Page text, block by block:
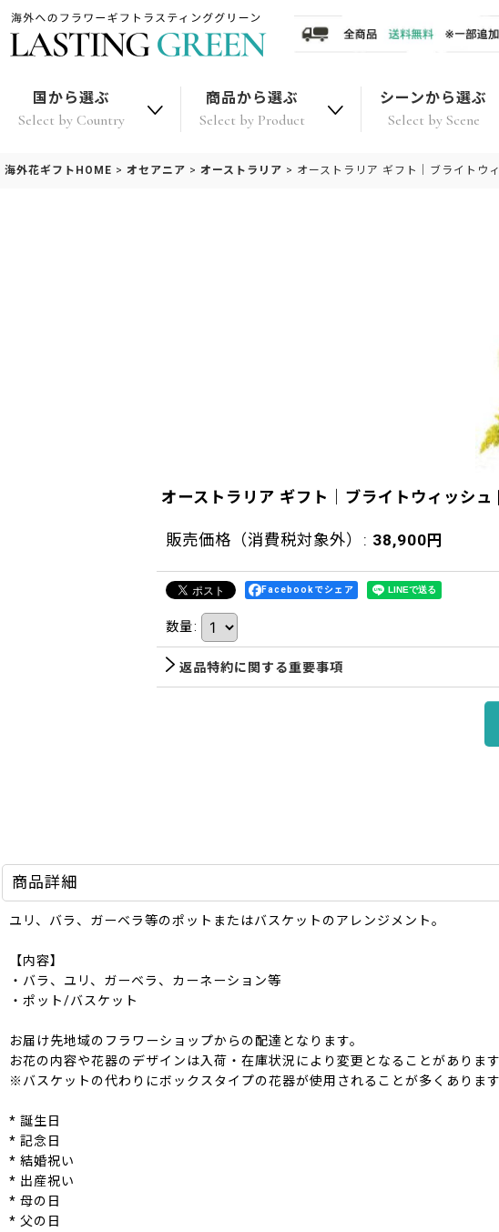
国から選ぶ
Select by Country
商品から選ぶ
Select by Product
シーンから選ぶ
Select by Scene
海外花ギフトHOME > オセアニア > オーストラリア > オーストラリア ギフト｜ブライトウ
オーストラリア ギフト｜ブライトウィッシュ
販売価格（消費税対象外） : 38,900 円
Facebookでシェア
数量:
返品特約に関する重要事項
商品詳細
ユリ、バラ、ガーベラ等のポットまたはバスケットのアレンジメント。
【内容】
・バラ、ユリ、ガーベラ、カーネーション等
・ポット/バスケット
お届け先地域のフラワーショップからの配達となります。
お花の内容や花器のデザインは入荷・在庫状況により変更となることがあります
※バスケットの代わりにボックスタイプの花器が使用されることが多くあります
* 誕生日
* 記念日
* 結婚祝い
* 出産祝い
* 母の日
* 父の日